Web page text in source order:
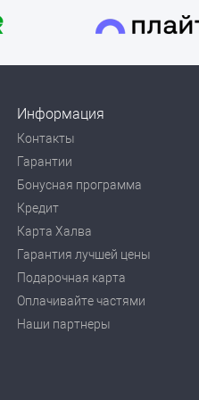
Информация
Контакты
Гарантии
Бонусная программа
Кредит
Карта Халва
Гарантия лучшей цены
Подарочная карта
Оплачивайте частями
Наши партнеры